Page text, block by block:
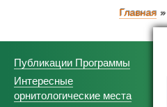
Главная
Публикации Программы
Интересные
орнитологические места